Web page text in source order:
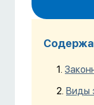
Виды